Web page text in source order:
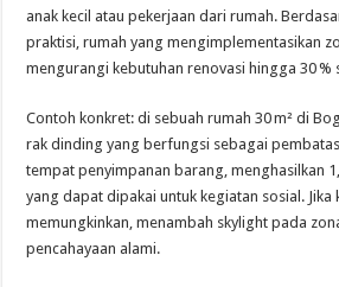
anak kecil atau pekerjaan dari rumah.
praktisi, rumah yang mengimplementasikan
mengurangi kebutuhan renovasi hingga 30 %
Contoh konkret: di sebuah rumah 30 m² di
rak dinding yang berfungsi sebagai
tempat penyimpanan barang, menghasilkan
yang dapat dipakai untuk kegiatan sosial. Jika
memungkinkan, menambah skylight pada
pencahayaan alami.